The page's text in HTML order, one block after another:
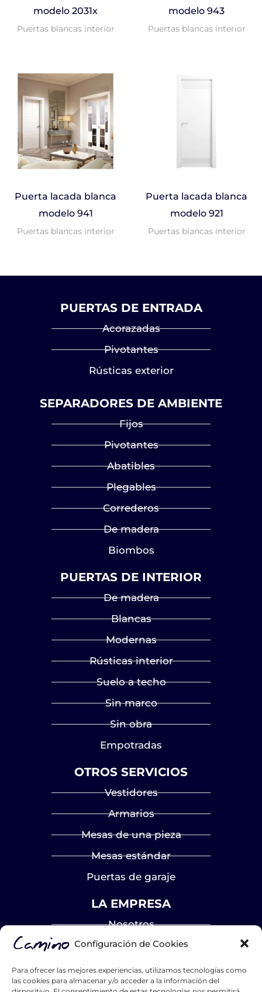
Configuración de Cookies
Para ofrecer las mejores experiencias, utilizamos tecnologías como
las cookies para almacenar y/o acceder a la información del
modelo 2031x
Puertas blancas interior
modelo 943
Puertas blancas interior
Puerta lacada blanca
modelo 941
Puertas blancas interior
Puerta lacada blanca
modelo 921
Puertas blancas interior
PUERTAS DE ENTRADA
Acorazadas
Pivotantes
Rústicas exterior
SEPARADORES DE AMBIENTE
Fijos
Pivotantes
Abatibles
Plegables
Correderos
De madera
Biombos
PUERTAS DE INTERIOR
De madera
Blancas
Modernas
Rústicas interior
Suelo a techo
Sin marco
Sin obra
Empotradas
OTROS SERVICIOS
Vestidores
Armarios
Mesas de una pieza
Mesas estándar
Puertas de garaje
LA EMPRESA
Nosotros
Proyectos
Blog
Contacto